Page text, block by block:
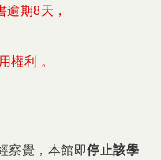
期8天，
權利 。
察覺，本館即停止該學